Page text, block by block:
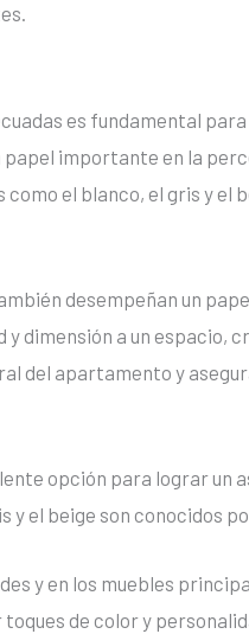
es fundamental
importante en la
el blanco, el gris y el
desempeñan un
dimensión a un espacio,
del apartamento y
opción para lograr
y el beige son conocidos
y en los muebles
de color y